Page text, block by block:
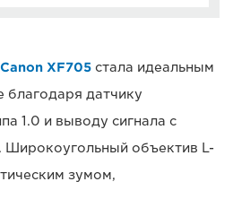
Canon XF705 стала идеальным
благодаря датчику
1.0 и выводу сигнала с
Широкоугольный объектив L-
зумом,